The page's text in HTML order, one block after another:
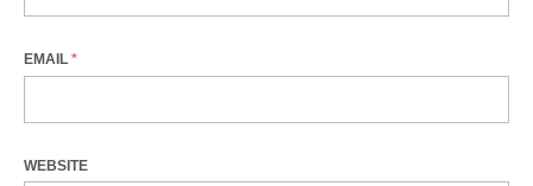
EMAIL *
WEBSITE